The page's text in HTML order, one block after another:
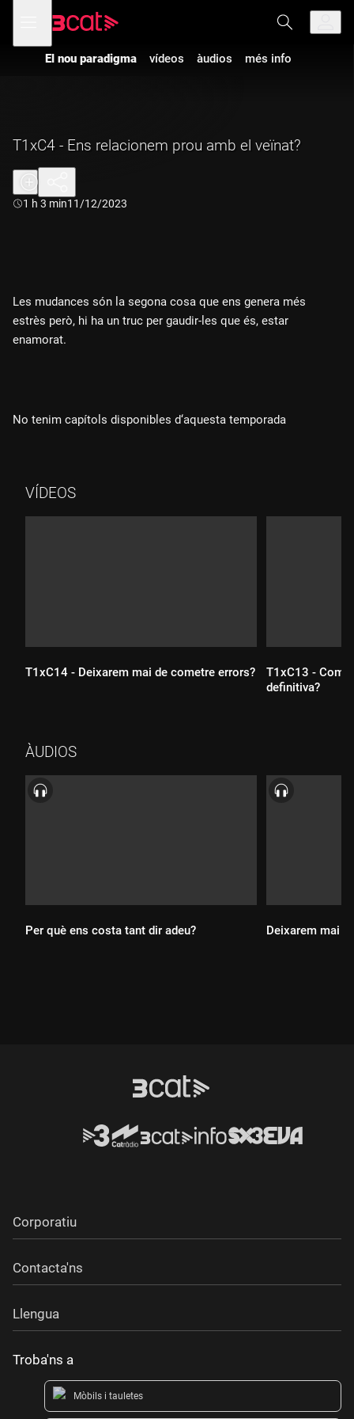
navegació
principal
menú
de
El nou paradigma vídeos àudios més info
T1xC4 - Ens relacionem prou amb el veïnat?
Durada:
1 h 3 min11/12/2023
Les mudances són la segona cosa que ens genera més
estrès però, hi ha un truc per gaudir-les que és, estar
enamorat.
No tenim capítols disponibles d‘aquesta temporada
VÍDEOS
T1xC14 - Deixarem mai de cometre errors?
T1xC13 - Com
definitiva?
ÀUDIOS
Per què ens costa tant dir adeu? Deixarem mai
Corporatiu
Contacta'ns
Llengua
Troba'ns a
Mòbils i tauletes